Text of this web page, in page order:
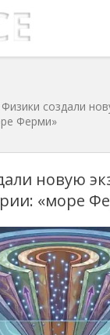
Физики создали
Ферми»
новую
«море